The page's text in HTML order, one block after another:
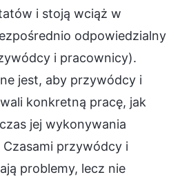
i stoją wciąż w
odpowiedzialny
i pracownicy).
jest, aby przywódcy i
konkretną pracę, jak
jej wykonywania
przywódcy i
problemy, lecz nie